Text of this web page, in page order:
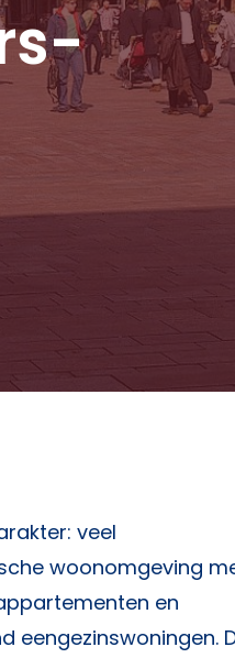
veel
woonomgeving
en
eengezinswoningen.